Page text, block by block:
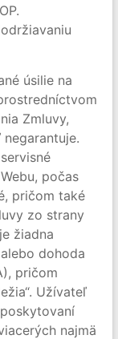
úsilie na
Zmluvy,
počas
pričom také
zo strany
žiadna
dohoda
pričom
Užívateľ
najmä